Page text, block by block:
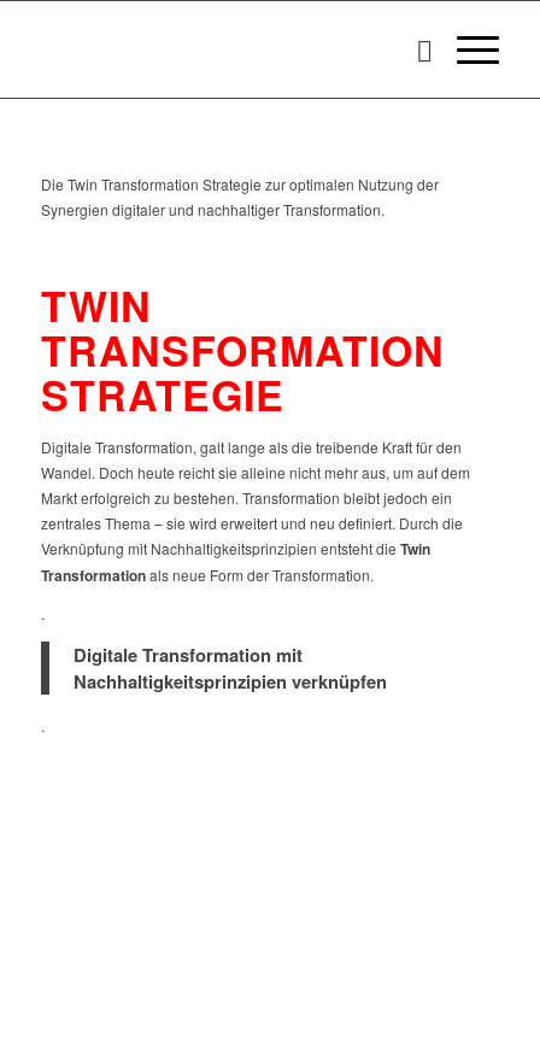
Die Twin Transformation Strategie zur optimalen Nutzung der
Synergien digitaler und nachhaltiger Transformation.
TWIN
TRANSFORMATION
STRATEGIE
Digitale Transformation, galt lange als die treibende Kraft für den
Wandel. Doch heute reicht sie alleine nicht mehr aus, um auf dem
Markt erfolgreich zu bestehen. Transformation bleibt jedoch ein
zentrales Thema – sie wird erweitert und neu definiert. Durch die
Verknüpfung mit Nachhaltigkeitsprinzipien entsteht die Twin
Transformationals neue Form der Transformation.
.
Digitale Transformation mit
Nachhaltigkeitsprinzipien verknüpfen
.